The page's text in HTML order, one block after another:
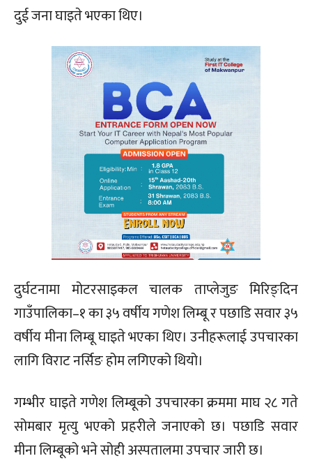
दुई जना घाइते भएका थिए।
दुर्घटनामा मोटरसाइकल चालक ताप्लेजुङ मिरिङ्दिन
गाउँपालिका–१ का ३५ वर्षीय गणेश लिम्बू र पछाडि सवार ३५
वर्षीय मीना लिम्बू घाइते भएका थिए। उनीहरूलाई उपचारका
लागि विराट नर्सिङ होम लगिएको थियो।
गम्भीर घाइते गणेश लिम्बूको उपचारका क्रममा माघ २८ गते
सोमबार मृत्यु भएको प्रहरीले जनाएको छ। पछाडि सवार
मीना लिम्बूको भने सोही अस्पतालमा उपचार जारी छ।